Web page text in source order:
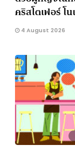
คริสโตเฟอร์ โ
4 August 2026